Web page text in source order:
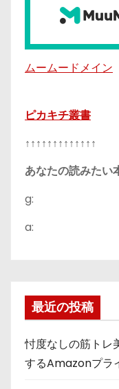
ムームードメイン
ピカキチ叢書
↑↑↑↑↑↑↑↑↑↑↑↑↑
あなたの読みたい
g:
a:
最近の投稿
忖度なしの筋トレ
するAmazonプラ